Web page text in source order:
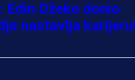
Edin Džeko donio
nastavlja